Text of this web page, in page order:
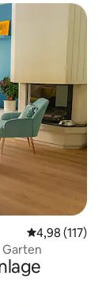
4,98 (117)
Garten